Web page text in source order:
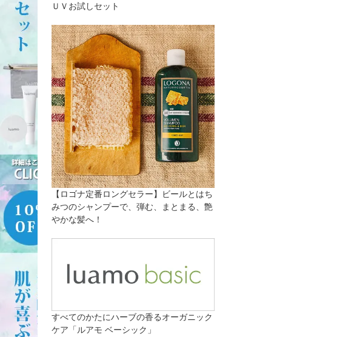
ＵＶお試しセット
【ロゴナ定番ロングセラー】ビールとはち
みつのシャンプーで、弾む、まとまる、艶
やかな髪へ！
すべてのかたにハーブの香るオーガニック
ケア「ルアモ ベーシック」